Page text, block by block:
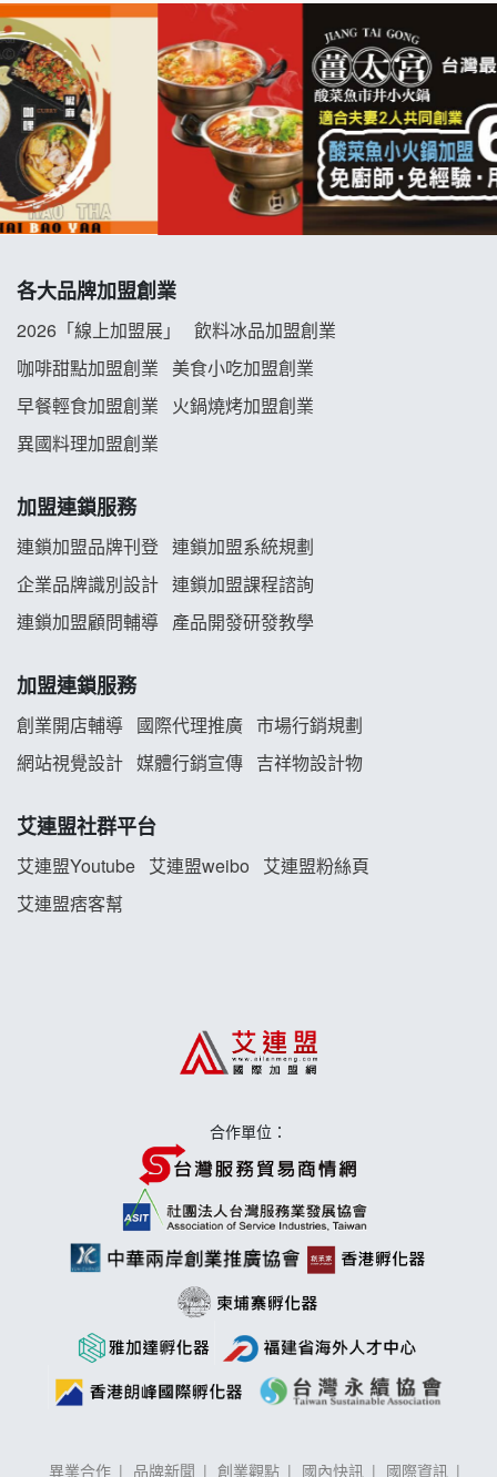
拉亞漢堡加盟說明會
杜芳子古味茶鋪加盟說明會
優握握×酸奶大獅加盟說明會
冬城門加盟說明會
阿性情趣無人販售所加盟明會
龍涎居好湯加盟說明會
舒油頭加盟說明會
義氣豐發雞加盟說明會
Mr.Wish加盟說明會
TEA TOP加盟說明會
珍好味臭臭鍋加盟說明會
藍象廷泰式火鍋加盟說明會
莫尼早餐Morni加盟說明會
各大品牌加盟創業
2026「線上加盟展」
飲料冰品加盟創業
咖啡甜點加盟創業
美食小吃加盟創業
早餐輕食加盟創業
火鍋燒烤加盟創業
異國料理加盟創業
加盟連鎖服務
連鎖加盟品牌刊登 連鎖加盟系統規劃
企業品牌識別設計 連鎖加盟課程諮詢
連鎖加盟顧問輔導 產品開發研發教學
加盟連鎖服務
創業開店輔導 國際代理推廣 市場行銷規劃
網站視覺設計 媒體行銷宣傳 吉祥物設計物
艾連盟社群平台
艾連盟Youtube 艾連盟weibo
艾連盟粉絲頁
艾連盟痞客幫
合作單位：
異業合作 品牌新聞 創業觀點 國內快訊 國際資訊